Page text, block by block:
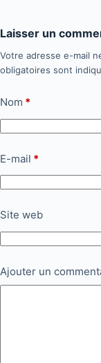
Laisser un
Votre adresse e-mail
obligatoires sont
Nom *
E-mail *
Site web
Ajouter un